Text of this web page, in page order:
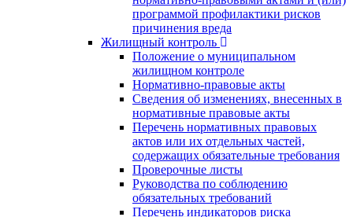
программой профилактики рисков
причинения вреда
Жилищный контроль
Положение о муниципальном
жилищном контроле
Нормативно-правовые акты
Сведения об изменениях, внесенных в
нормативные правовые акты
Перечень нормативных правовых
актов или их отдельных частей,
содержащих обязательные требования
Проверочные листы
Руководства по соблюдению
обязательных требований
Перечень индикаторов риска